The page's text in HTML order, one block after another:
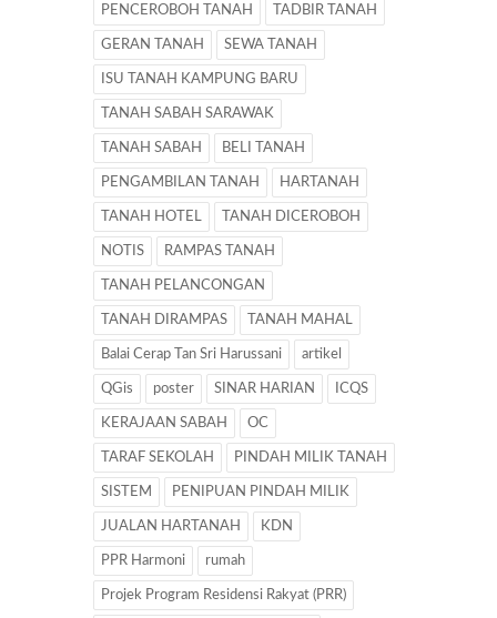
PENCEROBOH TANAH TADBIR TANAH
GERAN TANAH SEWA TANAH
ISU TANAH KAMPUNG BARU
TANAH SABAH SARAWAK
TANAH SABAH BELI TANAH
PENGAMBILAN TANAH HARTANAH
TANAH HOTEL TANAH DICEROBOH
NOTIS RAMPAS TANAH
TANAH PELANCONGAN
TANAH DIRAMPAS TANAH MAHAL
Balai Cerap Tan Sri Harussani artikel
QGis poster SINAR HARIAN ICQS
KERAJAAN SABAH OC
TARAF SEKOLAH PINDAH MILIK TANAH
SISTEM PENIPUAN PINDAH MILIK
JUALAN HARTANAH KDN
PPR Harmoni rumah
Projek Program Residensi Rakyat (PRR)